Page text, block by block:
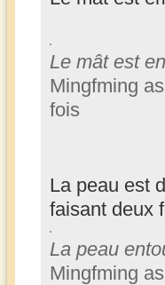
Le mât est
Mingfming
fois
La peau est
faisant deux
La peau
Mingfming